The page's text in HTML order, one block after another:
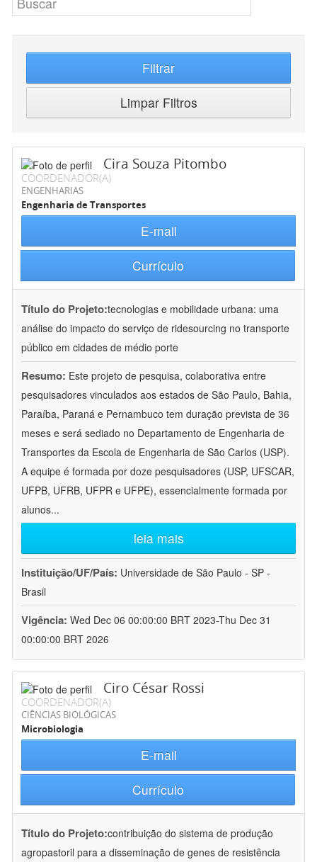
Filtrar
Limpar Filtros
Cira Souza Pitombo
COORDENADOR(A)
ENGENHARIAS
Engenharia de Transportes
E-mail
Currículo
Título do Projeto:tecnologias e mobilidade urbana: uma
análise do impacto do serviço de ridesourcing no transporte
público em cidades de médio porte
Resumo: Este projeto de pesquisa, colaborativa entre
pesquisadores vinculados aos estados de São Paulo, Bahia,
Paraíba, Paraná e Pernambuco tem duração prevista de 36
meses e será sediado no Departamento de Engenharia de
Transportes da Escola de Engenharia de São Carlos (USP).
A equipe é formada por doze pesquisadores (USP, UFSCAR,
UFPB, UFRB, UFPR e UFPE), essencialmente formada por
alunos...
leia mais
Instituição/UF/País: Universidade de São Paulo - SP -
Brasil
Vigência: Wed Dec 06 00:00:00 BRT 2023-Thu Dec 31
00:00:00 BRT 2026
Ciro César Rossi
COORDENADOR(A)
CIÊNCIAS BIOLÓGICAS
Microbiologia
E-mail
Currículo
Título do Projeto:contribuição do sistema de produção
agropastoril para a disseminação de genes de resistência